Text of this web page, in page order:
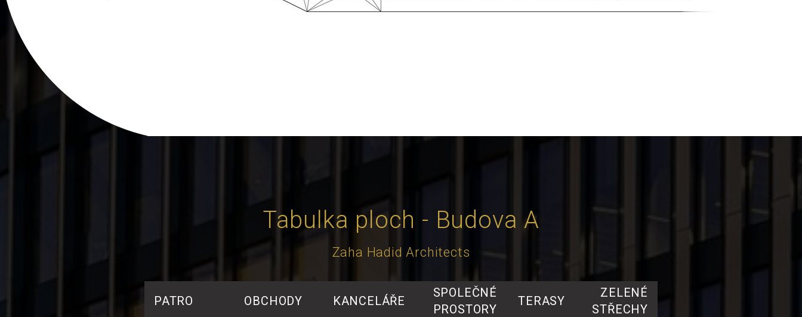
Tabulka ploch - Budova A
Zaha Hadid Architects
PATRO OBCHODY KANCELÁŘE
SPOLEČNÉ
PROSTORY
TERASY
ZELENÉ
STŘECHY